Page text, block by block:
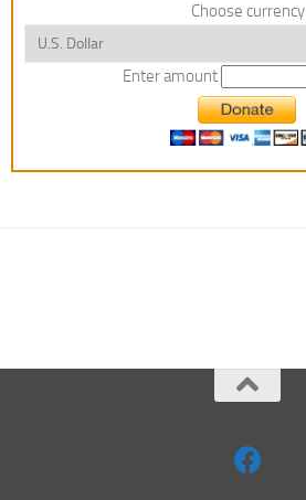
Choose currency
Enter amount